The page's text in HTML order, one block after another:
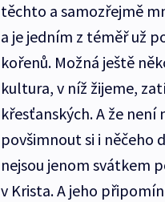
těchto a samozřejmě
a je jedním z téměř už
kořenů. Možná ještě
kultura, v níž žijeme,
křesťanských. A že
povšimnout si i něčeho
nejsou jenom svátkem
v Krista. A jeho